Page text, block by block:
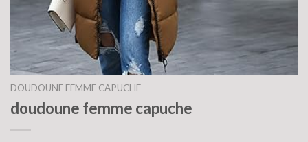
DOUDOUNE FEMME CAPUCHE
doudoune femme capuche